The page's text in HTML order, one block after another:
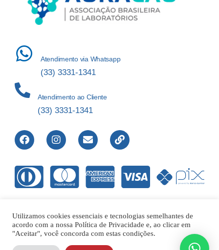
Atendimento via Whatsapp
(33) 3331-1341
Atendimento ao Cliente
(33) 3331-1341
Direitos Reservados © 2012-2022 Laboratório de Análises Apolo
Ltda – 00.421.604/0001-01 |
Utilizamos cookies essenciais e tecnologias semelhantes de
acordo com a nossa Política de Privacidade e, ao clicar em
"Aceitar", você concorda com estas condições.